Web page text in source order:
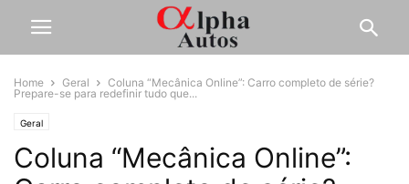
Home Geral
Coluna “Mecânica Online”: Carro completo de série?
Prepare-se para redefinir tudo que...
Geral
Coluna “Mecânica Online”: